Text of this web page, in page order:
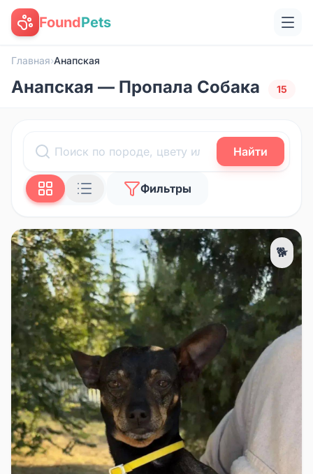
FoundPets
Главная›Анапская
Анапская — Пропала Собака 15
Найти
Фильтры
🐕